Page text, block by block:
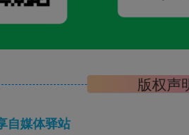
版权声
自媒体驿站